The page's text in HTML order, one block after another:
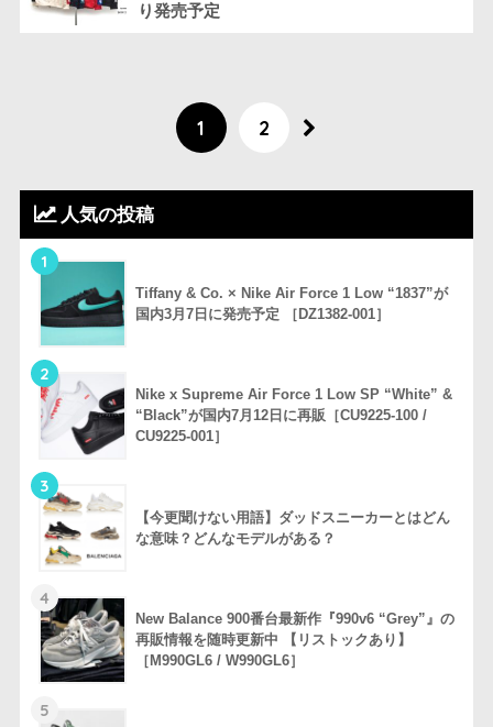
り発売予定
1 2
人気の投稿
1
Tiffany & Co. × Nike Air Force 1 Low “1837”が
国内3月7日に発売予定 ［DZ1382-001］
2
Nike x Supreme Air Force 1 Low SP “White” &
“Black”が国内7月12日に再販［CU9225-100 /
CU9225-001］
3
【今更聞けない用語】ダッドスニーカーとはどん
な意味？どんなモデルがある？
4
New Balance 900番台最新作『990v6 “Grey”』の
再販情報を随時更新中 【リストックあり】
［M990GL6 / W990GL6］
5